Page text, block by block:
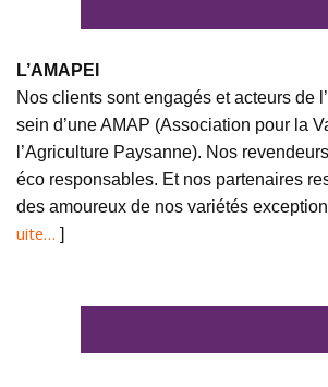
L’AMAPEI
Nos clients sont engagés et acteurs de
sein d’une AMAP (Association pour la
l’Agriculture Paysanne). Nos
éco responsables. Et nos partenaires
des amoureux de nos variétés
uite… ]